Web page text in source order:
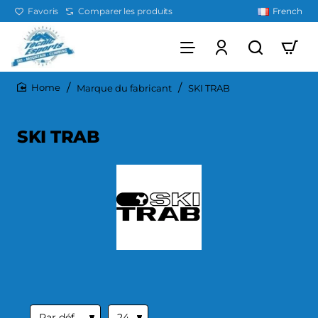
Favoris Comparer les produits French
Marque du fabricant SKI TRAB
SKI TRAB